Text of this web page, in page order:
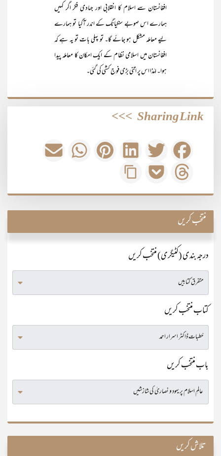
افغانستان سے اسلام کا انقلابی اور جہادی فکر اگر کہیں
ہمارے اس صوبے سنکیانگ کے اندر آگیا تو ہمارے
لیے معاملہ مشکل ہو جائے گا۔ تو پہلی بات تو یہ ہے کہ
افغانستان میں اسلامی نظام کے ایک امکان کا معاملہ پیدا
ہوا۔ لہٰذا اس پر اتنی بڑی فوج کشی کی گئی۔
Sharing Link
>>>
منتخب کریں
درجہ بندی (کٹیگری) منتخب کریں
کتاب منتخب کریں
باب منتخب کریں
تلاش کریں